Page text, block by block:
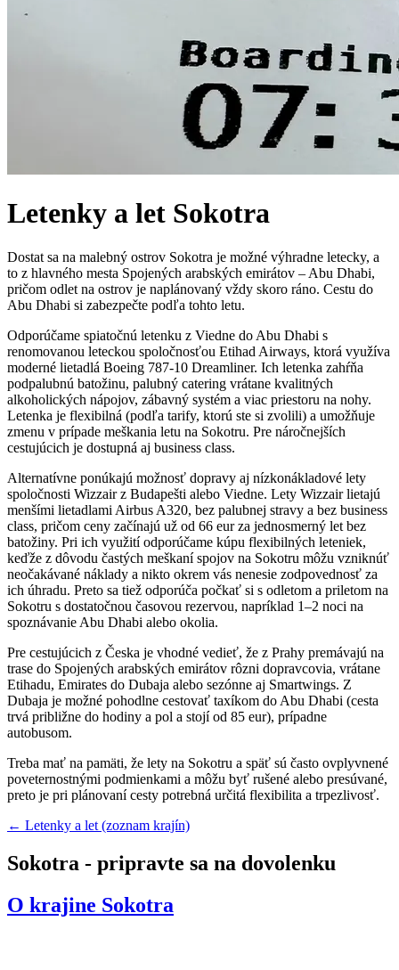
Letenky a let Sokotra
Dostat sa na malebný ostrov Sokotra je možné výhradne letecky, a
to z hlavného mesta Spojených arabských emirátov – Abu Dhabi,
pričom odlet na ostrov je naplánovaný vždy skoro ráno. Cestu do
Abu Dhabi si zabezpečte podľa tohto letu.
Odporúčame spiatočnú letenku z Viedne do Abu Dhabi s
renomovanou leteckou spoločnosťou Etihad Airways, ktorá využíva
moderné lietadlá Boeing 787-10 Dreamliner. Ich letenka zahŕňa
podpalubnú batožinu, palubný catering vrátane kvalitných
alkoholických nápojov, zábavný systém a viac priestoru na nohy.
Letenka je flexibilná (podľa tarify, ktorú ste si zvolili) a umožňuje
zmenu v prípade meškania letu na Sokotru. Pre náročnejších
cestujúcich je dostupná aj business class.
Alternatívne ponúkajú možnosť dopravy aj nízkonákladové lety
spoločnosti Wizzair z Budapešti alebo Viedne. Lety Wizzair lietajú
menšími lietadlami Airbus A320, bez palubnej stravy a bez business
class, pričom ceny začínajú už od 66 eur za jednosmerný let bez
batožiny. Pri ich využití odporúčame kúpu flexibilných leteniek,
keďže z dôvodu častých meškaní spojov na Sokotru môžu vzniknúť
neočakávané náklady a nikto okrem vás nenesie zodpovednosť za
ich úhradu. Preto sa tiež odporúča počkať si s odletom a priletom na
Sokotru s dostatočnou časovou rezervou, napríklad 1–2 noci na
spoznávanie Abu Dhabi alebo okolia.
Pre cestujúcich z Česka je vhodné vedieť, že z Prahy premávajú na
trase do Spojených arabských emirátov rôzni dopravcovia, vrátane
Etihadu, Emirates do Dubaja alebo sezónne aj Smartwings. Z
Dubaja je možné pohodlne cestovať taxíkom do Abu Dhabi (cesta
trvá približne do hodiny a pol a stojí od 85 eur), prípadne
autobusom.
Treba mať na pamäti, že lety na Sokotru a späť sú často ovplyvnené
poveternostnými podmienkami a môžu byť rušené alebo presúvané,
preto je pri plánovaní cesty potrebná určitá flexibilita a trpezlivosť.
← Letenky a let (zoznam krajín)
Sokotra - pripravte sa na dovolenku
O krajine Sokotra